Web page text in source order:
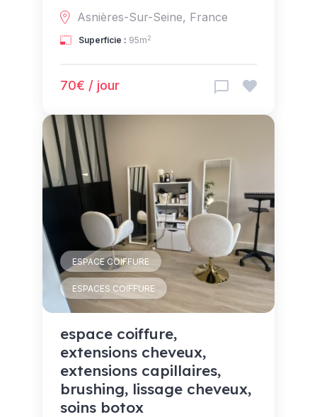
Asnières-Sur-Seine, France
Superficie : 95m2
70€ / jour
ESPACE COIFFURE
ESPACES COIFFURE
espace coiffure,
extensions cheveux,
extensions capillaires,
brushing, lissage cheveux,
soins botox